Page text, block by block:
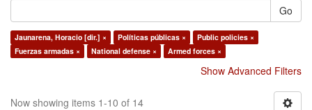
Go
Jaunarena, Horacio [dir.] × Políticas públicas ×
Public policies ×
Fuerzas armadas ×
National defense × Armed forces ×
Show Advanced Filters
Now showing items 1-10 of 14